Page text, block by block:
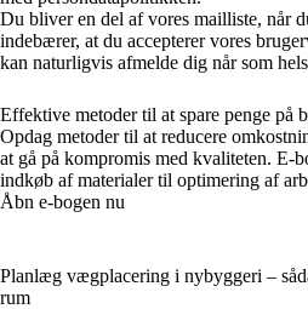
Du bliver en del af vores mailliste, når
indebærer, at du accepterer vores
kan naturligvis afmelde dig når som
Effektive metoder til at spare penge på
Opdag metoder til at reducere
at gå på kompromis med kvaliteten. E-
indkøb af materialer til optimering af
Åbn e-bogen nu
Planlæg vægplacering i nybyggeri –
rum